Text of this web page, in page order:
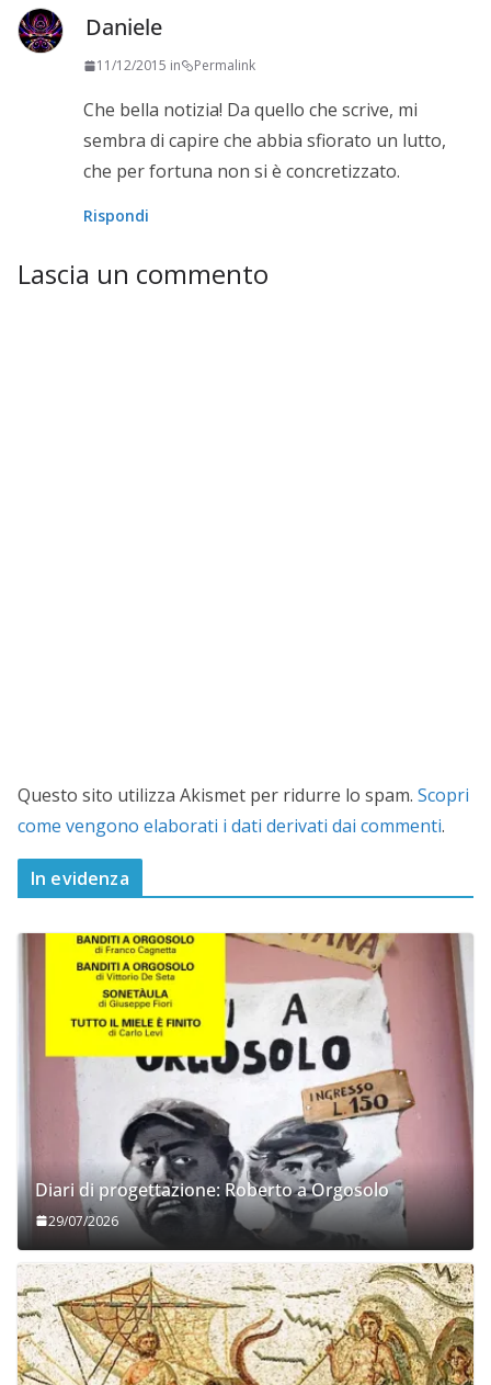
Daniele
11/12/2015 in Permalink
Che bella notizia! Da quello che scrive, mi
sembra di capire che abbia sfiorato un lutto,
che per fortuna non si è concretizzato.
Rispondi
Lascia un commento
Questo sito utilizza Akismet per ridurre lo spam. Scopri
come vengono elaborati i dati derivati dai commenti.
In evidenza
Diari di progettazione: Roberto a Orgosolo
29/07/2026